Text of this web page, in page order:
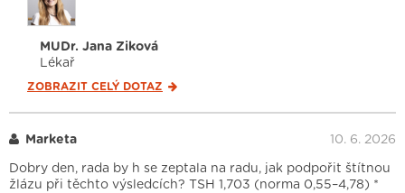
MUDr. Jana Ziková
Lékař
ZOBRAZIT CELÝ DOTAZ
Marketa 10. 6. 2026
Dobry den, rada by h se zeptala na radu, jak podpořit štítnou
žlázu při těchto výsledcích? TSH 1,703 (norma 0,55–4,78) *